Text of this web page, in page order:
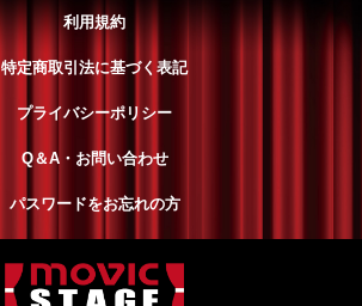
利用規約
特定商取引法に基づく表記
プライバシーポリシー
Q＆A・お問い合わせ
パスワードをお忘れの方